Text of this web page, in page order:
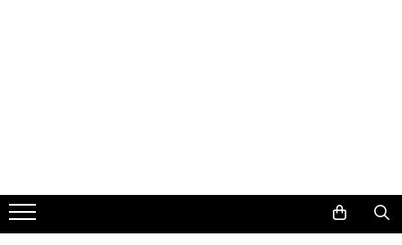
Volkswagen